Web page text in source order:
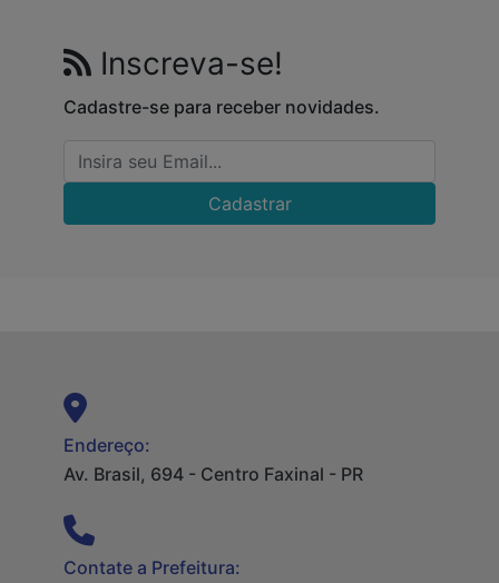
Inscreva-se!
Cadastre-se para receber novidades.
Cadastrar
Endereço:
Av. Brasil, 694 - Centro Faxinal - PR
Contate a Prefeitura: